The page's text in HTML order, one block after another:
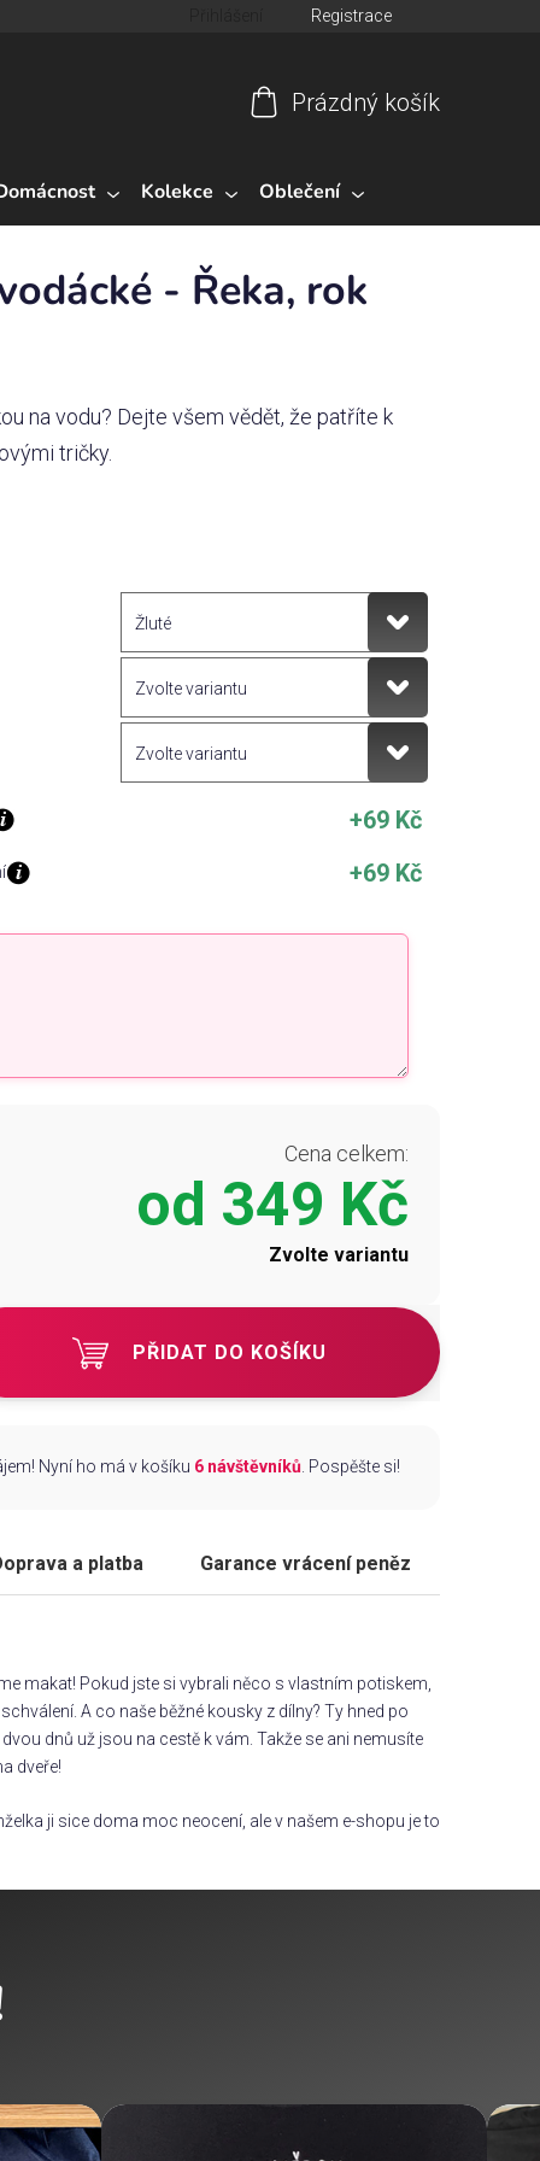
Registrace
košík
Prázdný košík
Kolekce Oblečení
- Řeka, rok
na vodu? Dejte všem vědět, že patříte k
tričky.
+69 Kč
+69 Kč
Cena celkem:
od 349 Kč
Zvolte variantu
PŘIDAT DO KOŠÍKU
Nyní ho má v košíku 6 návštěvníků. Pospěšte si!
a platba Garance vrácení peněz
makat! Pokud jste si vybrali něco s vlastním potiskem,
A co naše běžné kousky z dílny? Ty hned po
dnů už jsou na cestě k vám. Takže se ani nemusíte
dveře!
ji sice doma moc neocení, ale v našem e-shopu je to